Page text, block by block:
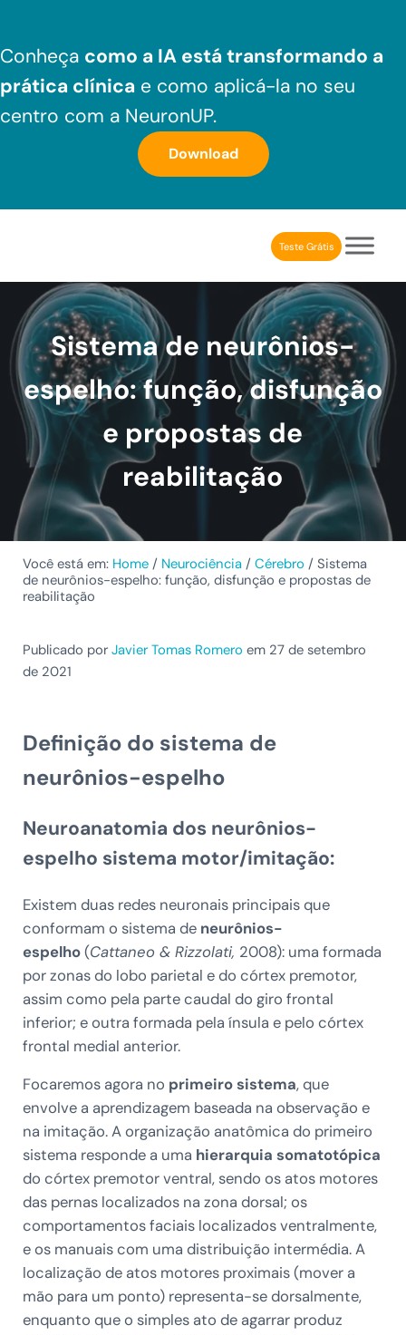
Conheça como a IA está transformando a
prática clínica e como aplicá-la no seu
centro com a NeuronUP.
Download
Aplicativo de estimulação cognitiva para profissionais
Teste Grátis
Sistema de neurônios-
espelho: função, disfunção
e propostas de
reabilitação
Você está em: Home / Neurociência / Cérebro / Sistema
de neurônios-espelho: função, disfunção e propostas de
reabilitação
Publicado por Javier Tomas Romero em 27 de setembro
de 2021
Definição do sistema de
neurônios-espelho
Neuroanatomia dos neurônios-
espelho sistema motor/imitação:
Existem duas redes neuronais principais que
conformam o sistema de neurônios-
espelho(Cattaneo & Rizzolati, 2008): uma formada
por zonas do lobo parietal e do córtex premotor,
assim como pela parte caudal do giro frontal
inferior; e outra formada pela ínsula e pelo córtex
frontal medial anterior.
Focaremos agora no primeiro sistema, que
envolve a aprendizagem baseada na observação e
na imitação. A organização anatômica do primeiro
sistema responde a uma hierarquia somatotópica
do córtex premotor ventral, sendo os atos motores
das pernas localizados na zona dorsal; os
comportamentos faciais localizados ventralmente,
e os manuais com uma distribuição intermédia. A
localização de atos motores proximais (mover a
mão para um ponto) representa-se dorsalmente,
enquanto que o simples ato de agarrar produz